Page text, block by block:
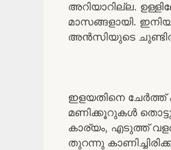
അറിയാറില്ല.
മാസങ്ങളായി.
അൻസിയുടെ ചുണ്ടിൽ
ഇളയതിനെ ചേർത്ത്
മണിക്കൂറുകൾ തൊട്ടു
കാര്യം, എടുത്ത്
തുറന്നു